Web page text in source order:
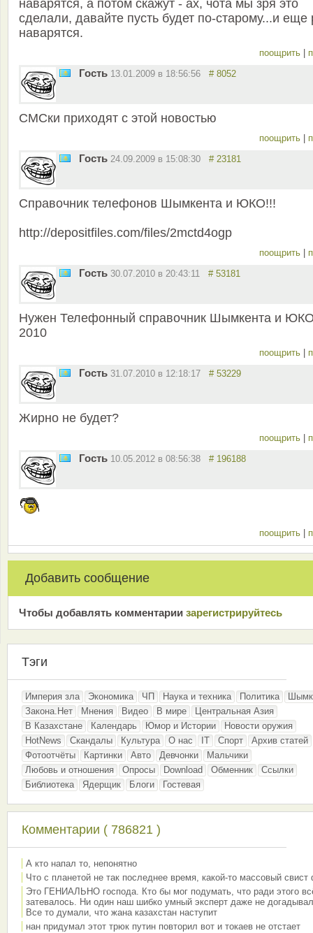
наварятся, а потом скажут - ах, чота мы зря это
сделали, давайте пусть будет по-старому...и еще
наварятся.
поощрить
Гость 13.01.2009 в 18:56:56 # 8052
СМСки приходят с этой новостью
поощрить
Гость 24.09.2009 в 15:08:30 # 23181
Справочник телефонов Шымкента и ЮКО!!!
http://depositfiles.com/files/2mctd4ogp
поощрить
Гость 30.07.2010 в 20:43:11 # 53181
Нужен Телефонный справочник Шымкента и
2010
поощрить
Гость 31.07.2010 в 12:18:17 # 53229
Жирно не будет?
поощрить
Гость 10.05.2012 в 08:56:38 # 196188
поощрить
Добавить сообщение
Чтобы добавлять комментарии зарeгиcтрирyйтeсь
Тэги
Империя зла Экономика ЧП Наука и техника Политика
Закона.Нет
Мнения Видео В мире
Центральная Азия
В Казахстане
Календарь Юмор и Истории
Новости оружия
HotNews
Скандалы Культура О нас IT Спорт
Архив статей
Фотоотчёты
Картинки Авто Девчонки
Мальчики
Любовь и отношения
Опросы Download Обменник
Ссылки
Библиотека
Ядерщик Блоги Гостевая
Комментарии ( 786821 )
А кто напал то, непонятно
Что с планетой не так последнее время, какой-то массовый свист
Это ГЕНИАЛЬНО господа. Кто бы мог подумать, что ради этого
затевалось. Ни один наш шибко умный эксперт даже не
Все то думали, что жана казахстан наступит
нан придумал этот трюк путин повторил вот и токаев не отстает